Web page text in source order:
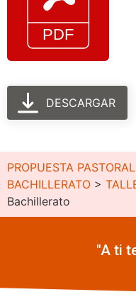
DESCARGAR
PROPUESTA
BACHILLERATO >
Bachillerato
"A ti